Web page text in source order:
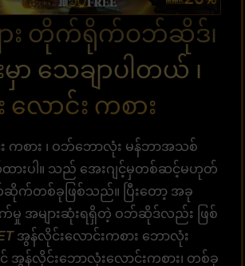
ား တိုက်ရိုက်ဝဘ်ဆိုဒ်၊
ာ သေချာပါတယ် ၊
ောင်း ကစား
ကစား ၊ ဝဘ်ဘောလုံး မန်ဘာအသစ်
းပါ။ သည် အေးဂျင့်မှတစ်ဆင့်မဟုတ်
တစ်ခုဖြစ်သည်။ ပြီးတော့ အခု
က်မှု အများဆုံးရရှိတဲ့ ဝဘ်ဆိုဒ်လည်း ဖြစ်
အွန်လိုင်းလောင်းကစား ဘောလုံး
အွန်လိုင်းဘောလုံးလောင်းကစား၊ တစ်ခု